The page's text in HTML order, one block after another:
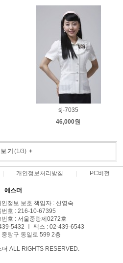
sj-7035
46,000원
기 (1/3)+
개인정보처리방침 PC버전
에스더
정보 보호 책임자 : 신영숙
번호 : 216-10-67395
호 : 서울중랑제0272호
5432 ㅣ 팩스 : 02-439-6543
중랑구 동일로 599 2층
ALL RIGHTS RESERVED.